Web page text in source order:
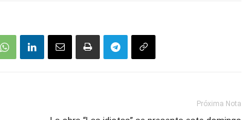
Próxima Nota